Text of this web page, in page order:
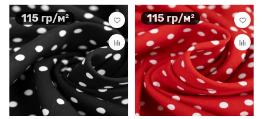
115 гр/м² 115 гр/м²